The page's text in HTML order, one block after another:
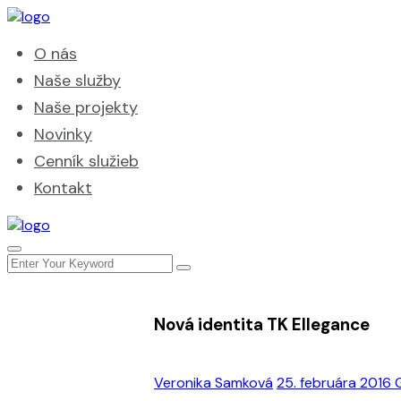
O nás
Naše služby
Naše projekty
Novinky
Cenník služieb
Kontakt
Veronika Samková25. februára 2016
Nová identita TK Ellegance